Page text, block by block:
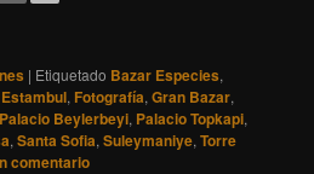
| Etiquetado Bazar Especies,
Estambul, Fotografía,Gran Bazar,
Palacio Beylerbeyi, Palacio Topkapi,
,Santa Sofia,Suleymaniye,Torre
comentario